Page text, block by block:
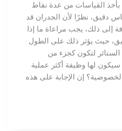
القياسات من عدة نقاط
نظرًا لأن الجدران قد
ذلك، يجب مراعاة ما إذا
حيث يؤثر ذلك على الطول
لتكون كجزء من
لها وظيفة أكثر عملية
إن الإجابة على هذه